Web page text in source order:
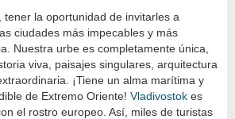
tener la oportunidad de invitarles a
ciudades más impecables y más
Nuestra urbe es completamente única,
viva, paisajes singulares, arquitectura
¡Tiene un alma marítima y
de Extremo Oriente! Vladivostok es
el rostro europeo. Así, miles de turistas